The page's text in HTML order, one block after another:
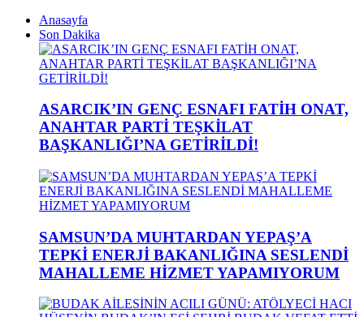
Anasayfa
Son Dakika
ASARCIK’IN GENÇ ESNAFI FATİH ONAT,
ANAHTAR PARTİ TEŞKİLAT
BAŞKANLIĞI’NA GETİRİLDİ!
SAMSUN’DA MUHTARDAN YEPAŞ’A
TEPKİ ENERJİ BAKANLIĞINA SESLENDİ
MAHALLEME HİZMET YAPAMIYORUM